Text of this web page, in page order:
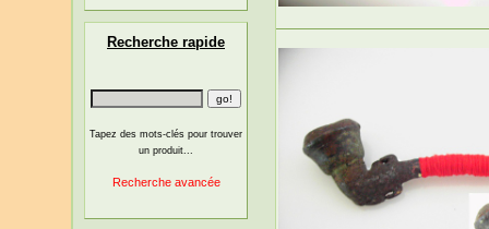
Recherche rapide
Tapez des mots-clés pour trouver
un produit...
Recherche avancée